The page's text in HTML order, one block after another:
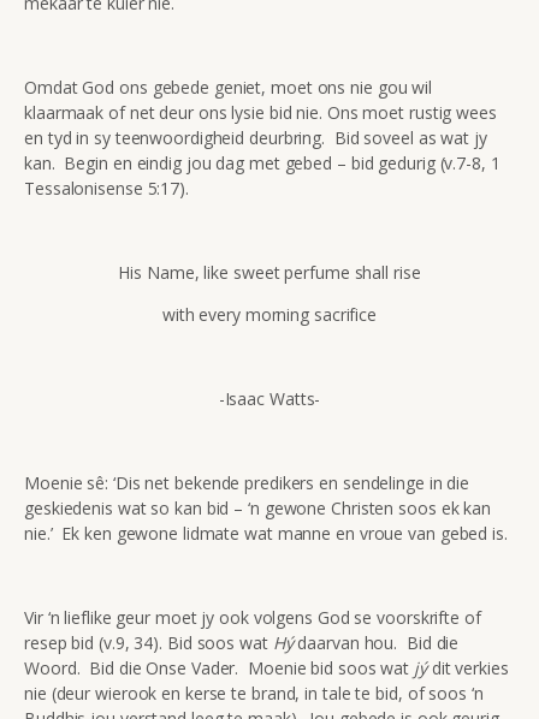
Omdat God ons gebede geniet, moet ons nie gou wil
klaarmaak of net deur ons lysie bid nie. Ons moet rustig wees
en tyd in sy teenwoordigheid deurbring. Bid soveel as wat jy
kan. Begin en eindig jou dag met gebed – bid gedurig (v.7-8, 1
Tessalonisense 5:17).
His Name, like sweet perfume shall rise
with every morning sacrifice
-Isaac Watts-
Moenie sê: ‘Dis net bekende predikers en sendelinge in die
geskiedenis wat so kan bid – ‘n gewone Christen soos ek kan
nie.’ Ek ken gewone lidmate wat manne en vroue van gebed is.
Vir ‘n lieflike geur moet jy ook volgens God se voorskrifte of
resep bid (v.9, 34). Bid soos wat Hýdaarvan hou. Bid die
Woord. Bid die Onse Vader. Moenie bid soos wat jýdit verkies
nie (deur wierook en kerse te brand, in tale te bid, of soos ‘n